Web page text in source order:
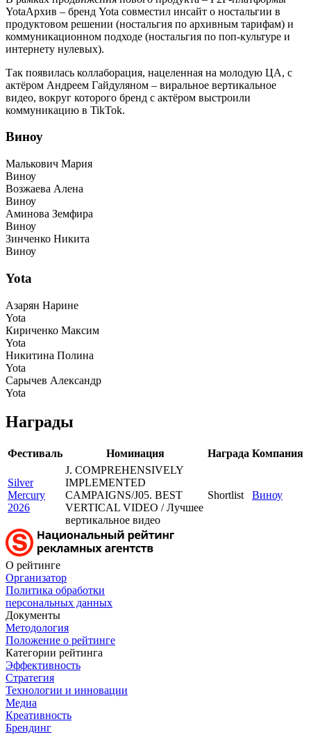
YotaАрхив – бренд Yota совместил инсайт о ностальгии в
продуктовом решении (ностальгия по архивным тарифам) и
коммуникационном подходе (ностальгия по поп-культуре и
интернету нулевых).
Так появилась коллаборация, нацеленная на молодую ЦА, с
актёром Андреем Гайдуляном – виральное вертикальное
видео, вокруг которого бренд с актёром выстроили
коммуникацию в TikTok.
Виноу
Малькович Мария
Виноу
Возжаева Алена
Виноу
Аминова Земфира
Виноу
Зинченко Никита
Виноу
Yota
Азарян Нарине
Yota
Кириченко Максим
Yota
Никитина Полина
Yota
Сарычев Александр
Yota
Награды
Фестиваль Номинация Награда Компания
Silver
Mercury
2026
J. COMPREHENSIVELY
IMPLEMENTED
CAMPAIGNS/J05. BEST
VERTICAL VIDEO / Лучшее
вертикальное видео
Shortlist Виноу
О рейтинге
Организатор
Политика обработки
персональных данных
Документы
Методология
Положение о рейтинге
Категории рейтинга
Эффективность
Стратегия
Технологии и инновации
Медиа
Креативность
Брендинг